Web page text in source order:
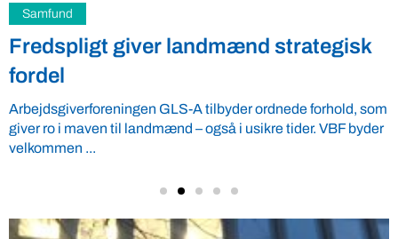
Samfund
Fredspligt giver landmænd strategisk
fordel
Arbejdsgiverforeningen GLS-A tilbyder ordnede forhold, som
giver ro i maven til landmænd – også i usikre tider. VBF byder
velkommen ...